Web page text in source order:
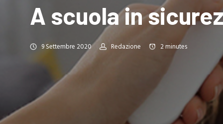
A scuola in
9 Settembre 2020 Redazione 2minutes